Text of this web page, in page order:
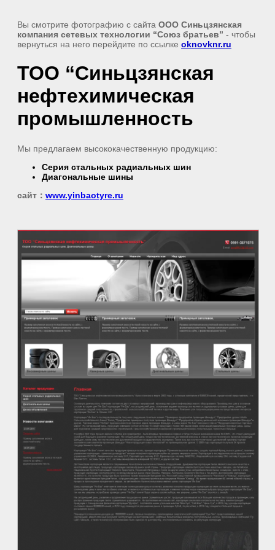
Вы смотрите фотографию с сайта ООО Синьцзянская
компания сетевых технологии “Союз братьев” - чтобы
вернуться на него перейдите по ссылке oknovknr.ru
ТОО “Синьцзянская
нефтехимическая
промышленность
Мы предлагаем высококачественную продукцию:
Серия стальных радиальных шин
Диагональные шины
сайт： www.yinbaotyre.ru